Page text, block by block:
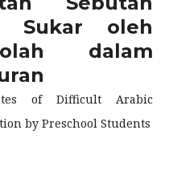
Sukar oleh
dalam
of Difficult Arabic
by Preschool Students